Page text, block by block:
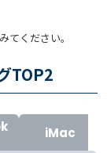
てください。
TOP2
iMac